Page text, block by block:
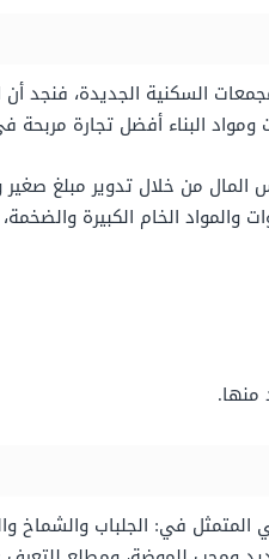
السكنية الجديدة، فنجد
ومواد البناء أفضل تجارة
من خلال تدوير مبلغ
الخام الكبيرة
منها.
في: الجلباب والشماخ